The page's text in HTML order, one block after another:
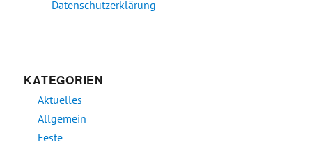
Datenschutzerklärung
KATEGORIEN
Aktuelles
Allgemein
Feste